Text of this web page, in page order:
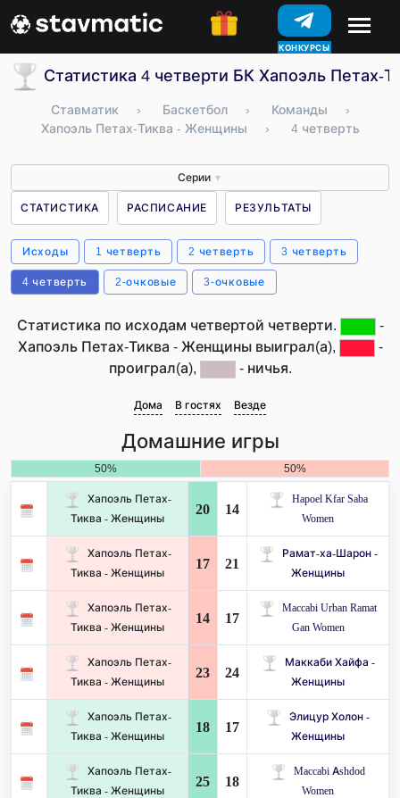
КОНКУРСЫ
Статистика 4 четверти БК Хапоэль
Ставматик › Баскетбол › Команды
›
Хапоэль Петах-Тиква - Женщины
› 4 четверть
Серии ▼
СТАТИСТИКА РАСПИСАНИЕ РЕЗУЛЬТАТЫ
Исходы 1 четверть 2 четверть 3 четверть
4 четверть 2-очковые 3-очковые
Статистика по исходам четвертой четверти.
-
Хапоэль Петах-Тиква - Женщины выиграл(а),
-
проиграл(а),
- ничья.
Дома В гостях Везде
Домашние игры
50% 50%
Хапоэль Петах-
Тиква - Женщины
20 14
Hapoel Kfar Saba
Women
Хапоэль Петах-
Тиква - Женщины
17 21
Рамат-ха-Шарон -
Женщины
Хапоэль Петах-
Тиква - Женщины
14 17
Maccabi Urban Ramat
Gan Women
Хапоэль Петах-
Тиква - Женщины
23 24
Маккаби Хайфа -
Женщины
Хапоэль Петах-
Тиква - Женщины
18 17
Элицур Холон -
Женщины
Хапоэль Петах-
Тиква - Женщины
25 18
Maccabi Ashdod
Women